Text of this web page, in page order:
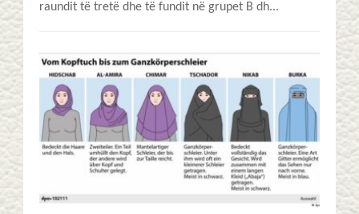
raundit të tretë dhe të fundit në grupet B dh...